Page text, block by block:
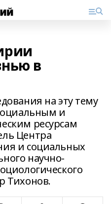
в
на эту тему
и
ресурсам
Центра
и социальных
научно-
Тихонов.